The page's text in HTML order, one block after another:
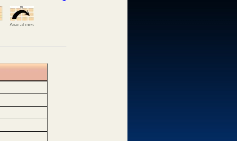
Anar al mes